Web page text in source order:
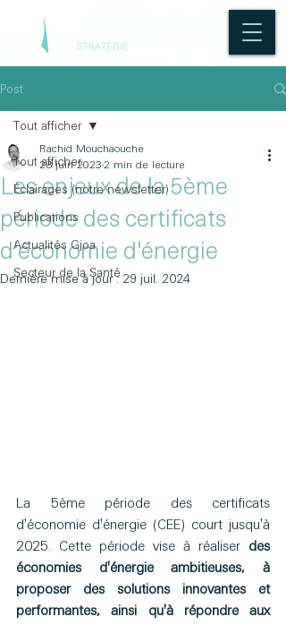
Post
Tout afficher
Éclairages (notre newsletter)
Publications
Actualités Gjoa
Secteur de la Santé
Tout afficher
Les enjeux de la 5ème
période des certificats
d'économie d'énergie
Rachid Mouchaouche
28 juin 2023 2 min de lecture
Dernière mise à jour : 29 juil. 2024
La 5ème période des certificats
d'économie d'énergie (CEE) court jusqu'à
2025. Cette période vise à réaliser des
économies d'énergie ambitieuses, à
proposer des solutions innovantes et
performantes, ainsi qu'à répondre aux